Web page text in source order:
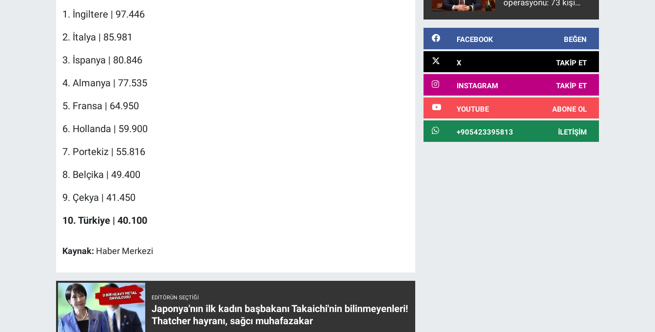
1. İngiltere | 97.446
2. İtalya | 85.981
3. İspanya | 80.846
4. Almanya | 77.535
5. Fransa | 64.950
6. Hollanda | 59.900
7. Portekiz | 55.816
8. Belçika | 49.400
9. Çekya | 41.450
10. Türkiye | 40.100
Kaynak: Haber Merkezi
EDITÖRÜN SEÇTIĞI
Japonya'nın ilk kadın başbakanı Takaichi'nin bilinmeyenleri!
Thatcher hayranı, sağcı muhafazakar
operasyonu: 73 kişi
FACEBOOK BEĞEN
X TAKIP ET
INSTAGRAM TAKIP ET
YOUTUBE ABONE OL
+905423395813 İLETIŞIM
Programlar
Canlı Yayın